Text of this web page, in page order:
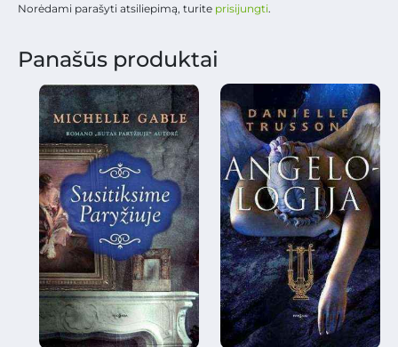
Norėdami parašyti atsiliepimą, turite prisijungti.
Panašūs produktai